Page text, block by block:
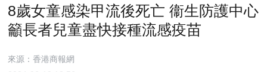
8歲女童感染甲流後死亡 衞生防護中心
籲長者兒童盡快接種流感疫苗
來源：香港商報網